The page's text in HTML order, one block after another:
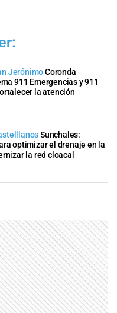
JerónimoCoronda
911 Emergencias y 911
la atención
Sunchales:
optimizar el drenaje en la
la red cloacal